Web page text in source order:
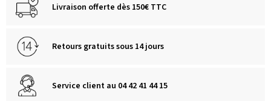
Livraison offerte dès 150€ TTC
Retours gratuits sous 14 jours
Service client au 04 42 41 44 15